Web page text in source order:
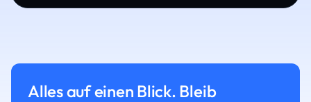
Alles auf einen Blick. Bleib